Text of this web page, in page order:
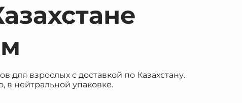
взрослых с доставкой по Казахстану.
в нейтральной упаковке.